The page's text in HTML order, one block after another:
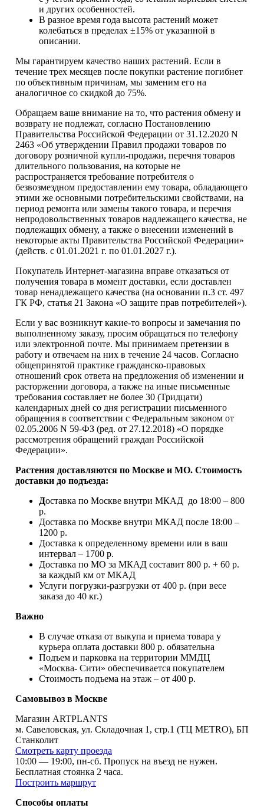
и других особенностей.
В разное время года высота растений может
колебаться в пределах ±15% от указанной в
описании.
Мы гарантируем качество наших растений. Если в
течение трех месяцев после покупки растение погибнет
по объективным причинам, мы заменим его на
аналогичное со скидкой до 75%.
Обращаем ваше внимание на то, что растения обмену и
возврату не подлежат, согласно Постановлению
Правительства Российской Федерации от 31.12.2020 N
2463 «Об утверждении Правил продажи товаров по
договору розничной купли-продажи, перечня товаров
длительного пользования, на которые не
распространяется требование потребителя о
безвозмездном предоставлении ему товара, обладающего
этими же основными потребительскими свойствами, на
период ремонта или замены такого товара, и перечня
непродовольственных товаров надлежащего качества, не
подлежащих обмену, а также о внесении изменений в
некоторые акты Правительства Российской Федерации»
(действ. с 01.01.2021 г. по 01.01.2027 г.).
Покупатель Интернет-магазина вправе отказаться от
получения товара в момент доставки, если доставлен
товар ненадлежащего качества (на основании п.3 ст. 497
ГК РФ, статья 21 Закона «О защите прав потребителей»).
Если у вас возникнут какие-то вопросы и замечания по
выполненному заказу, просим обращаться по телефону
или электронной почте. Мы принимаем претензии в
работу и отвечаем на них в течение 24 часов. Согласно
общепринятой практике гражданско-правовых
отношений срок ответа на предложения об изменении и
расторжении договора, а также на иные письменные
требования составляет не более 30 (Тридцати)
календарных дней со дня регистрации письменного
обращения в соответствии с Федеральным законом от
02.05.2006 N 59-ФЗ (ред. от 27.12.2018) «О порядке
рассмотрения обращений граждан Российской
Федерации».
Растения доставляются по Москве и МО. Стоимость
доставки до подъезда:
Доставка по Москве внутри МКАД до 18:00 – 800
р.
Доставка по Москве внутри МКАД после 18:00 –
1200 р.
Доставка к определенному времени или в ваш
интервал – 1700 р.
Доставка по МО за МКАД составит 800 р. + 60 р.
за каждый км от МКАД
Услуги погрузки-разгрузки от 400 р. (при весе
заказа до 40 кг.)
Важно
В случае отказа от выкупа и приема товара у
курьера оплата доставки 800 р. обязательна
Подъем и парковка на территории ММДЦ
«Москва- Сити» обеспечивается покупателем
Стоимость подъема на этаж – от 400 р.
Самовывоз в Москве
Магазин ARTPLANTS
м. Савеловская, ул. Складочная 1, стр.1 (ТЦ METRO), БП
Станколит
Смотреть карту проезда
10:00 — 19:00, пн-сб. Пропуск на въезд не нужен.
Бесплатная стоянка 2 часа.
Построить маршрут
Способы оплаты